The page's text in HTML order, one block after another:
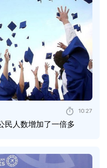
民人数增加了一倍多
10:27